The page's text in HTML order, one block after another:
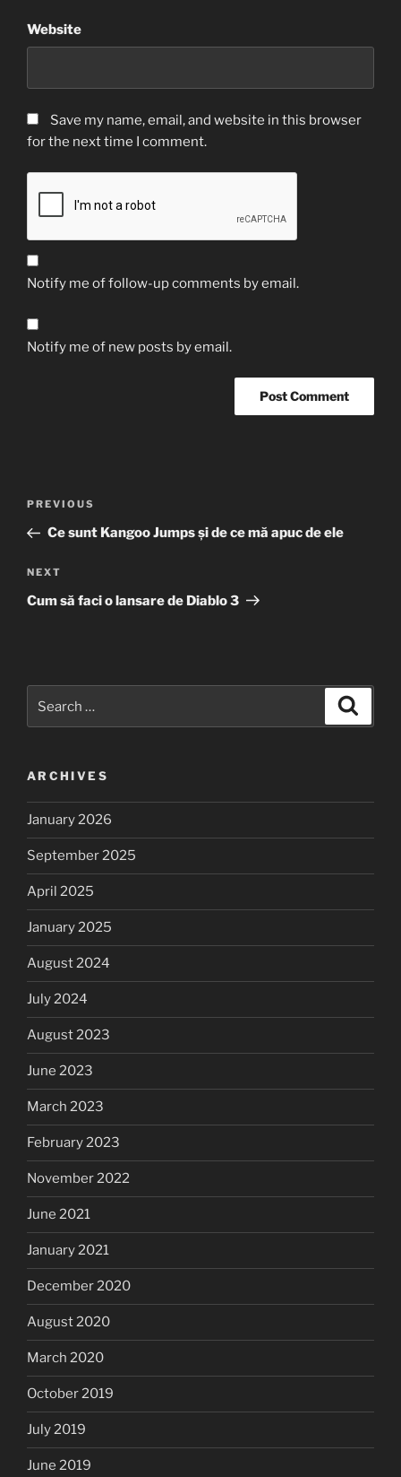
Website
Save my name, email, and website in this browser
for the next time I comment.
Notify me of follow-up comments by email.
Notify me of new posts by email.
Previous
Post
PREVIOUS
Ce sunt Kangoo Jumps și de ce mă apuc de ele
Next
Post
NEXT
Cum să faci o lansare de Diablo 3
for:
ARCHIVES
January 2026
September 2025
April 2025
January 2025
August 2024
July 2024
August 2023
June 2023
March 2023
February 2023
November 2022
June 2021
January 2021
December 2020
August 2020
March 2020
October 2019
July 2019
June 2019